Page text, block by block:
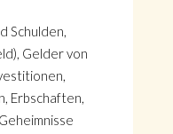
Schulden,
Gelder von
Erbschaften,